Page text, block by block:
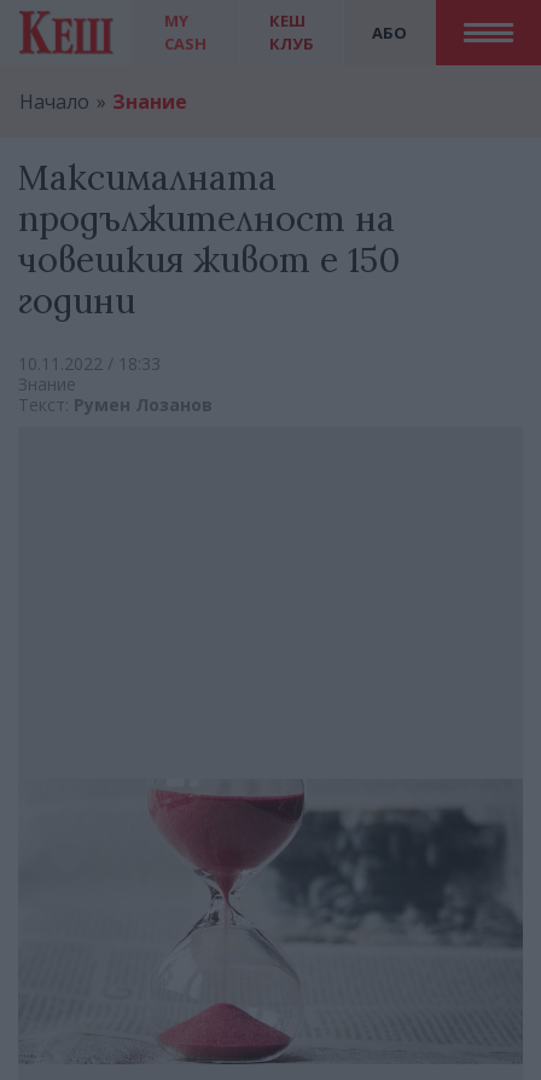
MY
CASH
АБО
КЕШ
КЛУБ
Начало Знание
Максималната
продължителност на
човешкия живот е 150
години
10.11.2022 / 18:33
Знание
Текст: Румен Лозанов